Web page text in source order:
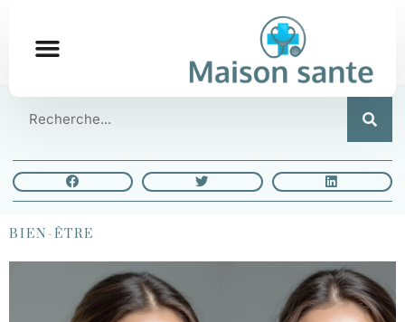
BIEN-ÊTRE